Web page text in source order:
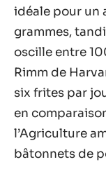
idéale pour un
grammes,
oscille entre
Rimm de
six frites par
en
l’Agriculture
bâtonnets de